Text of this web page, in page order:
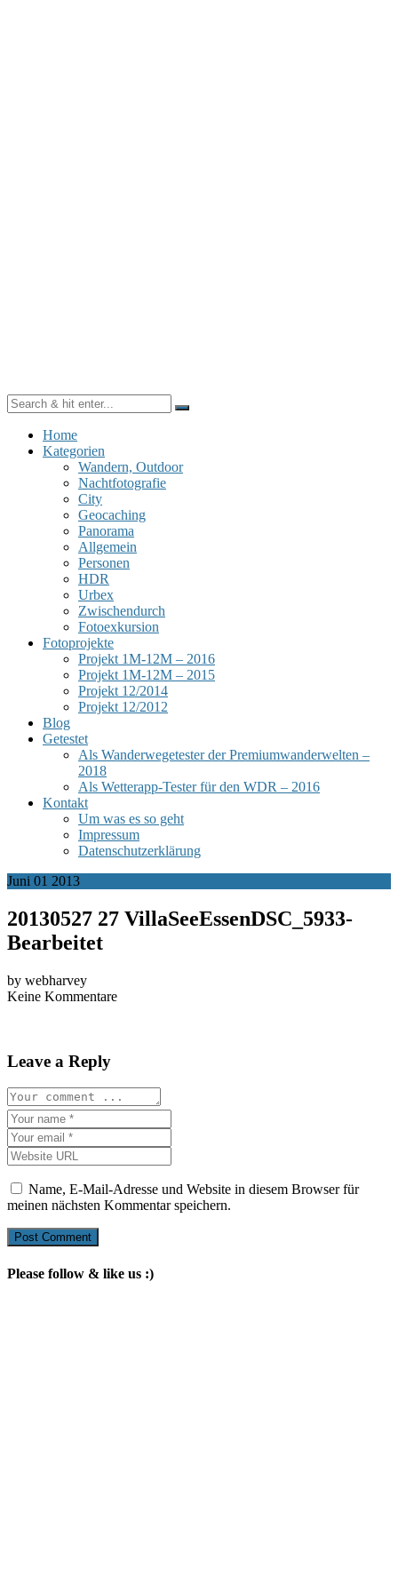
Home
Kategorien
Wandern, Outdoor
Nachtfotografie
City
Geocaching
Panorama
Allgemein
Personen
HDR
Urbex
Zwischendurch
Fotoexkursion
Fotoprojekte
Projekt 1M-12M – 2016
Projekt 1M-12M – 2015
Projekt 12/2014
Projekt 12/2012
Blog
Getestet
Als Wanderwegetester der Premiumwanderwelten –
2018
Als Wetterapp-Tester für den WDR – 2016
Kontakt
Um was es so geht
Impressum
Datenschutzerklärung
Juni 01 2013
20130527 27 VillaSeeEssenDSC_5933-
Bearbeitet
by webharvey
Keine Kommentare
Leave a Reply
Name, E-Mail-Adresse und Website in diesem Browser für
meinen nächsten Kommentar speichern.
Please follow & like us :)